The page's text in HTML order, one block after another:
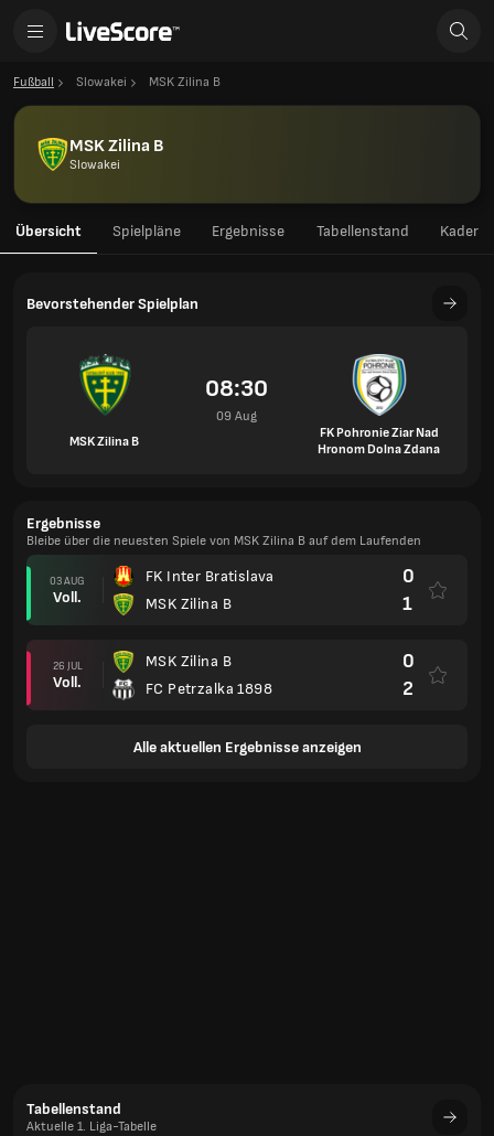
Fußball Slowakei MSK Zilina B
MSK Zilina B
Slowakei
Übersicht Spielpläne Ergebnisse Tabellenstand Kader
Bevorstehender Spielplan
MSK Zilina B
08:30
09 Aug
FK Pohronie Ziar Nad
Hronom Dolna Zdana
Ergebnisse
Bleibe über die neuesten Spiele von MSK Zilina B auf dem Laufenden
03 AUG
Voll.
FK Inter Bratislava
MSK Zilina B
0
1
26 JUL
Voll.
MSK Zilina B
FC Petrzalka 1898
0
2
Alle aktuellen Ergebnisse anzeigen
Tabellenstand
Aktuelle 1. Liga-Tabelle